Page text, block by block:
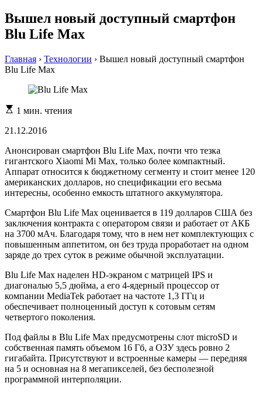
Вышел новый доступный смартфон
Blu Life Max
Главная › Технологии › Вышел новый доступный смартфон
Blu Life Max
Расчетное
чтения
1 мин. чтения
21.12.2016
Анонсирован смартфон Blu Life Max, почти что тезка
гигантского Xiaomi Mi Max, только более компактный.
Аппарат относится к бюджетному сегменту и стоит менее 120
американских долларов, но спецификации его весьма
интересны, особенно емкость штатного аккумулятора.
Смартфон Blu Life Max оценивается в 119 долларов США без
заключения контракта с оператором связи и работает от АКБ
на 3700 мАч. Благодаря тому, что в нем нет комплектующих с
повышенным аппетитом, он без труда проработает на одном
заряде до трех суток в режиме обычной эксплуатации.
Blu Life Max наделен HD-экраном с матрицей IPS и
диагональю 5,5 дюйма, а его 4-ядерный процессор от
компании MediaTek работает на частоте 1,3 ГГц и
обеспечивает полноценный доступ к сотовым сетям
четвертого поколения.
Под файлы в Blu Life Max предусмотрены слот microSD и
собственная память объемом 16 Гб, а ОЗУ здесь ровно 2
гигабайта. Присутствуют и встроенные камеры — передняя
на 5 и основная на 8 мегапикселей, без бесполезной
программной интерполяции.